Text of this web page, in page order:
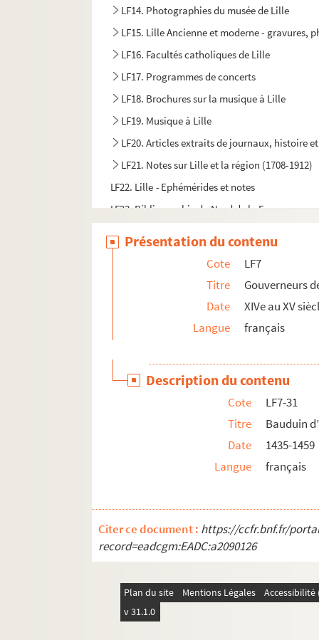
LF14. Photographies du musée de Lille
LF15. Lille Ancienne et moderne - gravures,
LF16. Facultés catholiques de Lille
LF17. Programmes de concerts
LF18. Brochures sur la musique à Lille
LF19. Musique à Lille
LF20. Articles extraits de journaux, histoire
LF21. Notes sur Lille et la région (1708-1912)
LF22. Lille - Ephémérides et notes
LF23. Bibliographie du Nord de la France
LF29. II Portraits
Présentation du contenu
Cote
LF7
Titre
Gouverneurs
Date
XIVe au XV
Langue
français
Description du contenu
Cote
LF7-31
Titre
Bauduin
Date
1435-1459
Langue
français
Citer ce document : https://ccfr.bnf.fr/
record=eadcgm:EADC:a2090126
Plan du site Mentions Légales
v 31.1.0